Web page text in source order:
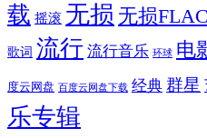
载 摇滚 无损 无损FLAC
歌词 流行 流行音乐 环球 电
度云网盘 百度云网盘下载 经典 群星
乐专辑